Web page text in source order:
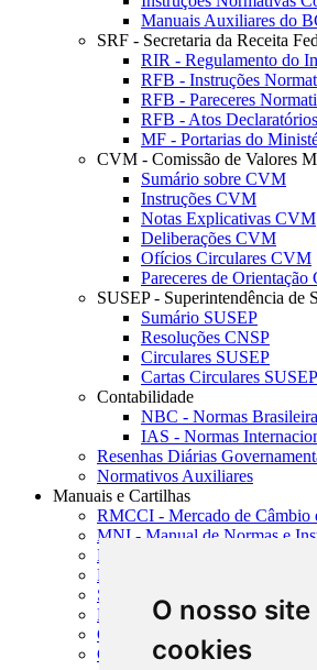
O nosso site
cookies
Manuais Auxiliares do
SRF - Secretaria da Receita
RIR - Regulamento do
RFB - Instruções
RFB - Pareceres
RFB - Atos Declaratórios
MF - Portarias do
CVM - Comissão de Valores
Sumário sobre CVM
Instruções CVM
Notas Explicativas CVM
Deliberações CVM
Ofícios Circulares CVM
Pareceres de
SUSEP - Superintendência de
Sumário SUSEP
Resoluções CNSP
Circulares SUSEP
Cartas Circulares SUSEP
Contabilidade
NBC - Normas
IAS - Normas
Resenhas Diárias
Normativos Auxiliares
Manuais e Cartilhas
RMCCI - Mercado de Câmbio
MNI - Manual de Normas e
MTVM - Manual de Títulos e
MCR - Manual de Crédito Rural
SISORF - Manual de
MASUP - Manual de
CADOC - Catálogo de
CNAE-CONCLA -